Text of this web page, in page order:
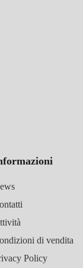
di vendita
Policy